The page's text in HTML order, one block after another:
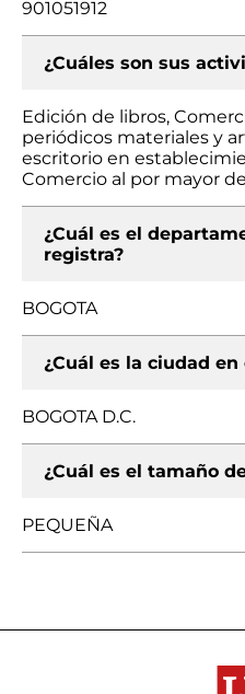
901051912
¿Cuáles son sus
Edición de libros,
periódicos materiales y
escritorio en
Comercio al por mayor
¿Cuál es el
registra?
BOGOTA
¿Cuál es la ciudad
BOGOTA D.C.
¿Cuál es el tamaño
PEQUEÑA